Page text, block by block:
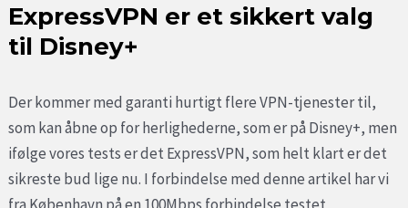
ExpressVPN er et sikkert valg
til Disney+
Der kommer med garanti hurtigt flere VPN-tjenester til,
som kan åbne op for herlighederne, som er på Disney+, men
ifølge vores tests er det ExpressVPN, som helt klart er det
sikreste bud lige nu. I forbindelse med denne artikel har vi